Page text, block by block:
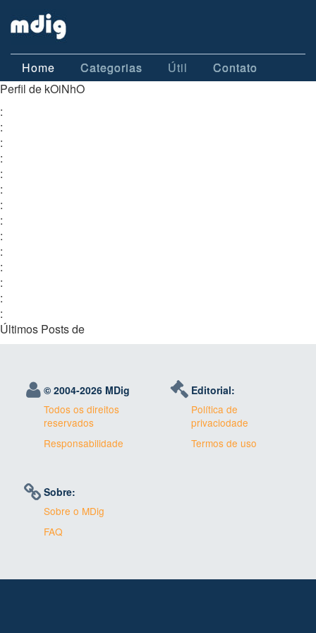
Home Categorias Útil
Contato
Perfil de kOiNhO
:
:
:
:
:
:
:
:
:
:
:
:
:
:
Últimos Posts de
© 2004-2026 MDig
Todos os direitos
reservados
Responsabilidade
Editorial:
Política de
privaciodade
Termos de uso
Sobre:
Sobre o MDig
FAQ